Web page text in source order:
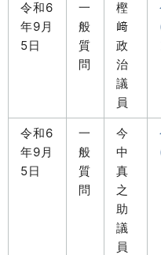
令和6
年9月
5日
一
般
質
問
樫
﨑
政
治
議
員
令和6
年9月
5日
一
般
質
問
今
中
真
之
助
議
員